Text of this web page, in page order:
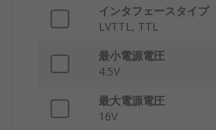
インタフェースタイプ
LVTTL, TTL
最小電源電圧
4.5V
最大電源電圧
16V